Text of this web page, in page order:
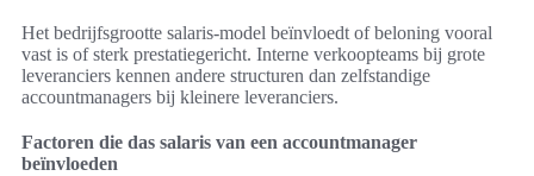
Het bedrijfsgrootte salaris-model beïnvloedt of beloning vooral
vast is of sterk prestatiegericht. Interne verkoopteams bij grote
leveranciers kennen andere structuren dan zelfstandige
accountmanagers bij kleinere leveranciers.
Factoren die das salaris van een accountmanager
beïnvloeden